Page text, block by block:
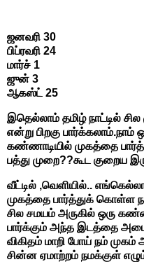
ஜனவரி 30
பிப்ரவரி 24
மார்ச் 1
ஜுன் 3
ஆகஸ்ட் 25
இதெல்லாம் தமிழ் நாட்டில்
என்று பிறகு
கண்ணாடியில் முகத்தை
பத்து முறை??கூட குறைய
வீட்டில் ,வெளியில்..
முகத்தை பார்த்துக் கொள்ள
சில சமயம் அருகில் ஒரு
பார்க்கும் அந்த இடத்தை
விகிதம் மாறி போய் நம் முகம்
சின்ன ஏமாற்றம் நமக்குள்